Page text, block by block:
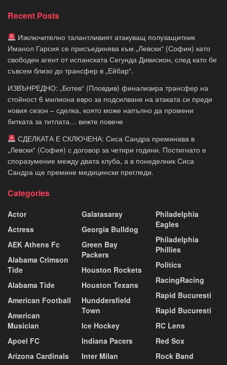
Recent Posts
Изключително талантливият атакуващ полузащитник
Иманол Гарсия се присъединява към „Левски“ (София) като
свободен агент от испанската Сегунда Дивисион, след като бе
съвсем близо до трансфер в „Ейбар“.
ИЗВЪНРЕДНО: „Ботев“ (Пловдив) финализира трансфер на
стойност 6 милиона евро за подсилване на атаката си преди
новия сезон – сделка, която може напълно да промени
битката за титлата… вижте повече
СДЕЛКАТА Е СКЛЮЧЕНА: Сиса Сандра преминава в
„Левски“ (София) с договор за четири години. Постигнато е
споразумение между двата клуба, а в понеделник Сиса
Сандра ще премине медицински прегледи.
Categories
Actor
Actress
AEK Athens Fc
Alabama Crimson
Tide
Alabama Tide
American Football
American
Musician
Apoel FC
Arizona Cardinals
Galatasaray
Georgia Bulldog
Green Bay
Packers
Houston Rockets
Houston Texans
Hunddersfield
Town
Ice Hockey
Indiana Pacers
Inter Milan
Philadelphia
Eagles
Philadelphia
Phillies
Politics
RacingRacing
Rapid Bucuresti
Rapid Bucuresti
RC Lens
Red Sox
Rock Band